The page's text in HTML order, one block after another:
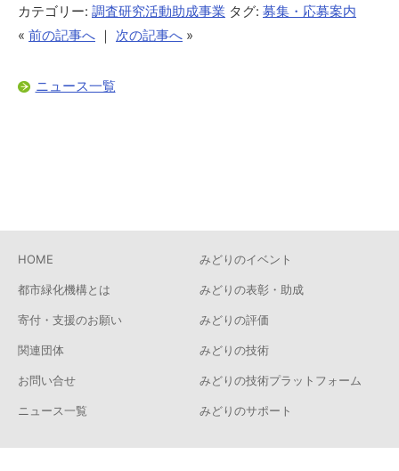
カテゴリー: 調査研究活動助成事業 タグ: 募集・応募案内
« 前の記事へ ｜ 次の記事へ »
ニュース一覧
HOME
都市緑化機構とは
寄付・支援のお願い
関連団体
お問い合せ
ニュース一覧
みどりのイベント
みどりの表彰・助成
みどりの評価
みどりの技術
みどりの技術プラットフォーム
みどりのサポート